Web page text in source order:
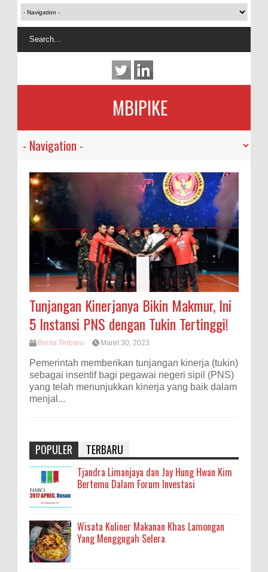
MBIPIKE
Tunjangan Kinerjanya Bikin Makmur, Ini
5 Instansi PNS dengan Tukin Tertinggi!
Berita Terbaru Maret 30, 2023
Pemerintah memberikan tunjangan kinerja (tukin)
sebagai insentif bagi pegawai negeri sipil (PNS)
yang telah menunjukkan kinerja yang baik dalam
menjal...
POPULER TERBARU
Tjandra Limanjaya dan Jay Hung Hwan Kim
Bertemu Dalam Forum Investasi
Wisata Kuliner Makanan Khas Lamongan
Yang Menggugah Selera